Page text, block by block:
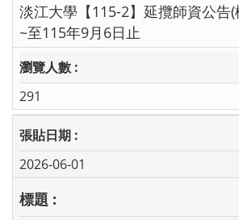
淡江大學【115-2】延攬師資公告
~至115年9月6日止
291
2026-06-01